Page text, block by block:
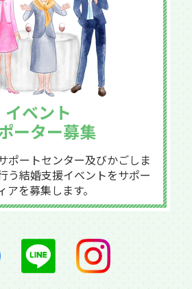
イベント
ーター募集
ポートセンター及びかごしま
う結婚支援イベントをサポー
アを募集します。